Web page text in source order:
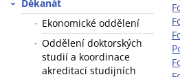
Děkanát
Ekonomické oddělení
Oddělení doktorských
studií a koordinace
akreditací studijních